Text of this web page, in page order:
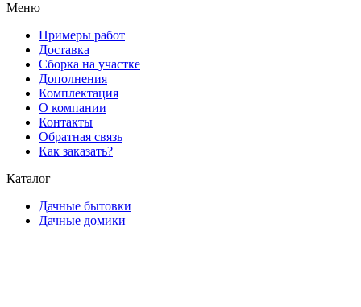
Меню
Примеры работ
Доставка
Сборка на участке
Дополнения
Комплектация
О компании
Контакты
Обратная связь
Как заказать?
Каталог
Дачные бытовки
Дачные домики